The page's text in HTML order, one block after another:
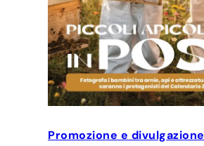
Promozione e divulgazione